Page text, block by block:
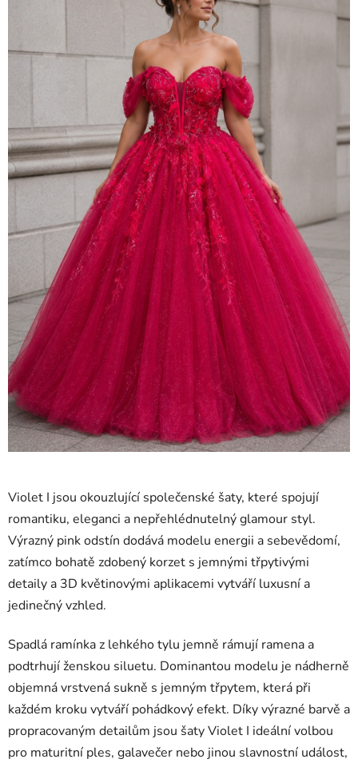
Violet I jsou okouzlující společenské šaty, které spojují
romantiku, eleganci a nepřehlédnutelný glamour styl.
Výrazný pink odstín dodává modelu energii a sebevědomí,
zatímco bohatě zdobený korzet s jemnými třpytivými
detaily a 3D květinovými aplikacemi vytváří luxusní a
jedinečný vzhled.
Spadlá ramínka z lehkého tylu jemně rámují ramena a
podtrhují ženskou siluetu. Dominantou modelu je nádherně
objemná vrstvená sukně s jemným třpytem, která při
každém kroku vytváří pohádkový efekt. Díky výrazné barvě a
propracovaným detailům jsou šaty Violet I ideální volbou
pro maturitní ples, galavečer nebo jinou slavnostní událost,